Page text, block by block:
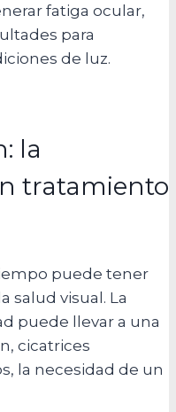
fatiga ocular,
para
de luz.
la
tratamiento
puede tener
salud visual. La
puede llevar a una
cicatrices
la necesidad de un